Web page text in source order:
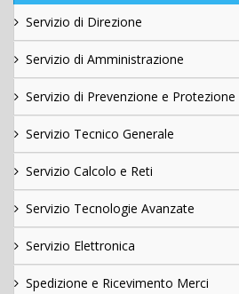
Servizio di Direzione
Servizio di Amministrazione
Servizio di Prevenzione e Protezione
Servizio Tecnico Generale
Servizio Calcolo e Reti
Servizio Tecnologie Avanzate
Servizio Elettronica
Spedizione e Ricevimento Merci